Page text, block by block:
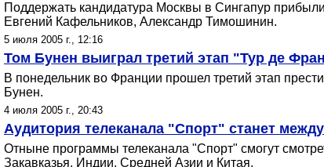
Поддержать кандидатура Москвы в Сингапур
Евгений Кафельников, Александр Тимошинин.
5 июля 2005 г., 12:16
Том Бунен выиграл третий этап "Тур де
В понедельник во Франции прошел третий этап
Бунен.
4 июля 2005 г., 20:43
Аудитория телеканала "Спорт" станет
Отныне программы телеканала "Спорт" смогут
Закавказья, Индии, Средней Азии и Китая.